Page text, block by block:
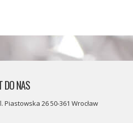
DO NAS
Piastowska 26 50-361 Wrocław